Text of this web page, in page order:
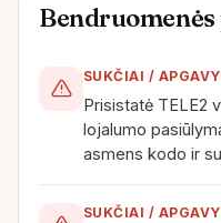
SUKČIAI /
Prisistatė TELE2
lojalumo
asmens kodo ir
SUKČIAI /